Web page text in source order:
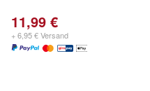
11,99 €
+ 6,95 € Versand